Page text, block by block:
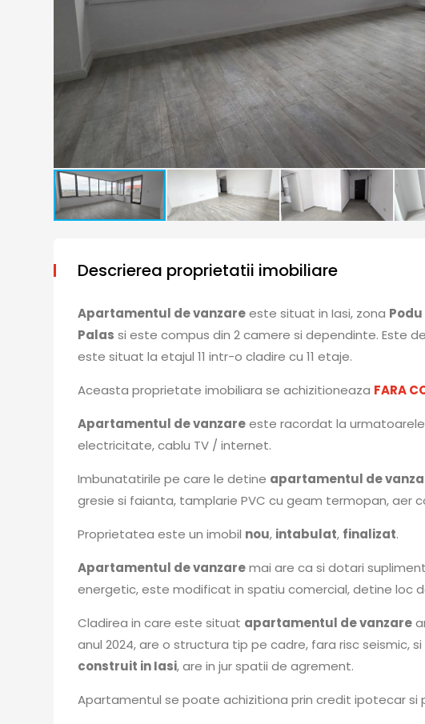
Descrierea proprietatii imobiliare
Apartamentul de vanzareeste situat in Iasi, zona Podu
Palas si este compus din 2 camere si dependinte. Este
este situat la etajul 11 intr-o cladire cu 11 etaje.
Aceasta proprietate imobiliara se achizitioneaza FARA
Apartamentul de vanzareeste racordat la
electricitate, cablu TV / internet.
Imbunatatirile pe care le detine apartamentul de
gresie si faianta, tamplarie PVC cu geam termopan, aer
Proprietatea este un imobil nou, intabulat, finalizat.
Apartamentul de vanzaremai are ca si dotari
energetic, este modificat in spatiu comercial, detine loc
Cladirea in care este situat apartamentul de vanzare
anul 2024, are o structura tip pe cadre, fara risc seismic, si
construit in Iasi, are in jur spatii de agrement.
Apartamentul se poate achizitiona prin credit ipotecar si